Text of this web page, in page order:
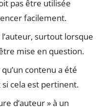
pas être utilisée
facilement.
surtout lorsque
mise en question.
contenu a été
cela est pertinent.
d’auteur » à un